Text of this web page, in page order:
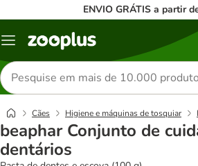
ENVIO GRÁTIS a partir
Menu
Pesquisar
produtos
Cães Higiene e máquinas de tosquiar
beaphar Conjunto de
dentários